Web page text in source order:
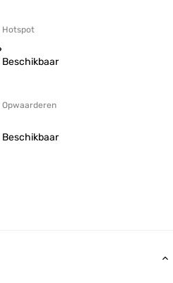
Hotspot
Beschikbaar
Opwaarderen
Beschikbaar